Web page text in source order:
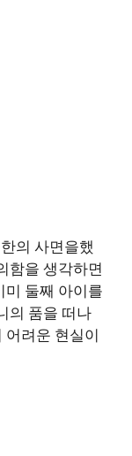
의 사면을했
함을 생각하면
미 둘째 아이를
의 품을 떠나
어려운 현실이